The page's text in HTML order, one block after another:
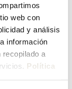
web con
y análisis
información
a
Política